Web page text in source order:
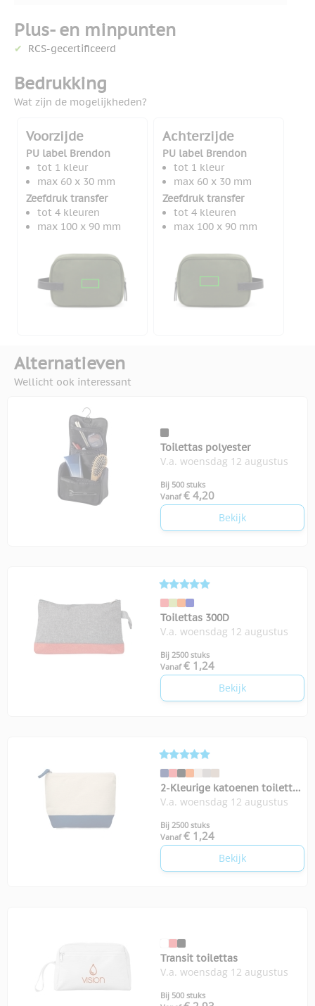
Plus- en minpunten
RCS-gecertificeerd
Bedrukking
Wat zijn de mogelijkheden?
Voorzijde
PU label Brendon
tot 1 kleur
max 60 x 30 mm
Zeefdruk transfer
tot 4 kleuren
max 100 x 90 mm
Achterzijde
PU label Brendon
tot 1 kleur
max 60 x 30 mm
Zeefdruk transfer
tot 4 kleuren
max 100 x 90 mm
Alternatieven
Wellicht ook interessant
Toilettas polyester
V.a. woensdag 12 augustus
Bij 500 stuks
Vanaf € 4,20
Bekijk
Toilettas 300D
V.a. woensdag 12 augustus
Bij 2500 stuks
Vanaf € 1,24
Bekijk
2-Kleurige katoenen toilettas
Kleuren
V.a. woensdag 12 augustus
Bij 2500 stuks
Vanaf € 1,24
Bekijk
Transit toilettas
V.a. woensdag 12 augustus
Bij 500 stuks